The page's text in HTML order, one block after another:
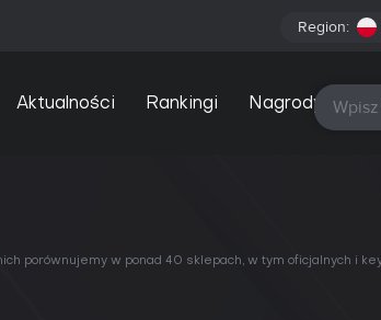
Region:
Aktualności Rankingi Nagrody
porównujemy w ponad 40 sklepach, w tym oficjalnych i